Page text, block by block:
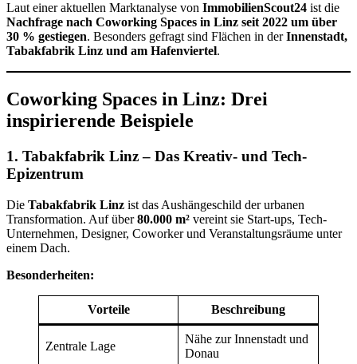
Laut einer aktuellen Marktanalyse von ImmobilienScout24 ist die
Nachfrage nach Coworking Spaces in Linz seit 2022 um über
30 % gestiegen. Besonders gefragt sind Flächen in derInnenstadt,
Tabakfabrik Linz und am Hafenviertel.
Coworking Spaces in Linz: Drei
inspirierende Beispiele
1. Tabakfabrik Linz – Das Kreativ- und Tech-
Epizentrum
Die Tabakfabrik Linz ist das Aushängeschild der urbanen
Transformation. Auf über80.000 m² vereint sie Start-ups, Tech-
Unternehmen, Designer, Coworker und Veranstaltungsräume unter
einem Dach.
Besonderheiten:
Vorteile Beschreibung
Zentrale Lage
Nähe zur Innenstadt und
Donau